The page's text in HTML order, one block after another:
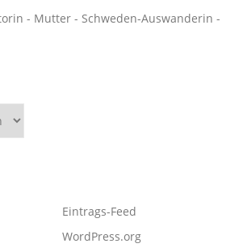
- Mutter - Schweden-Auswanderin -
Eintrags-Feed
WordPress.org